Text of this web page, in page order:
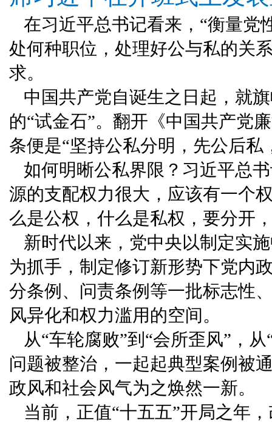
在习近平总书记看来，“衡量党
处何种职位，处理好公与私的关
求。
中国共产党自诞生之日起，就
的“试金石”。翻开《中国共产党
条便是“坚持公私分明，先公后私
如何明晰公私界限？习近平总
源的支配权力很大，应该有一个
么是公权，什么是私权，要分开
新时代以来，党中央以制定实
为抓手，制定修订新形势下党内
分条例、问责条例等一批标志性
风异化和权力滥用的空间。
从“车轮腐败”到“会所歪风”，
问题被整治，一起起典型案例被
政风和社会风气为之焕然一新。
当前，正值“十五五”开局之年